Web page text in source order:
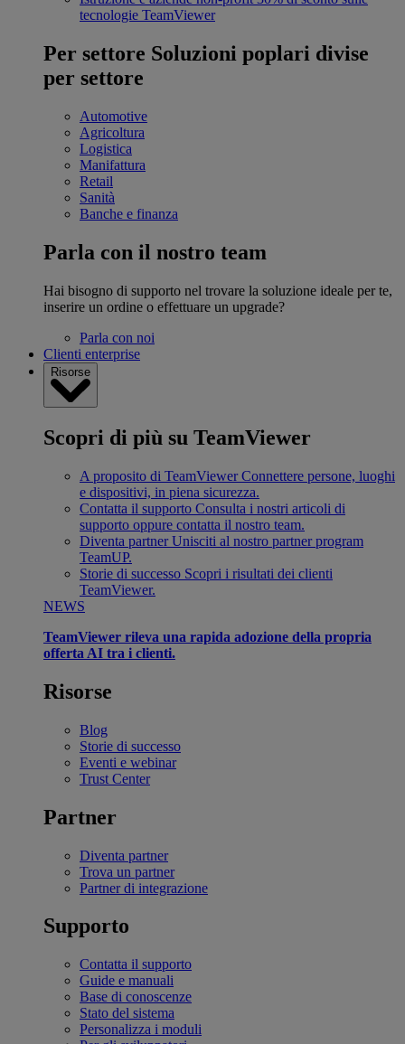
tecnologie TeamViewer
Per settore Soluzioni poplari divise
per settore
Automotive
Agricoltura
Logistica
Manifattura
Retail
Sanità
Banche e finanza
Parla con il nostro team
Hai bisogno di supporto nel trovare la soluzione ideale per te,
inserire un ordine o effettuare un upgrade?
Parla con noi
Clienti enterprise
Risorse
Scopri di più su TeamViewer
A proposito di TeamViewer Connettere persone, luoghi
e dispositivi, in piena sicurezza.
Contatta il supporto Consulta i nostri articoli di
supporto oppure contatta il nostro team.
Diventa partner Unisciti al nostro partner program
TeamUP.
Storie di successo Scopri i risultati dei clienti
TeamViewer.
NEWS
TeamViewer rileva una rapida adozione della propria
offerta AI tra i clienti.
Risorse
Blog
Storie di successo
Eventi e webinar
Trust Center
Partner
Diventa partner
Trova un partner
Partner di integrazione
Supporto
Contatta il supporto
Guide e manuali
Base di conoscenze
Stato del sistema
Personalizza i moduli